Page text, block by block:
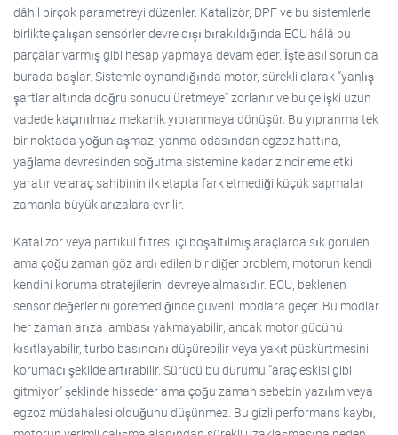
dâhil birçok parametreyi düzenler. Katalizör, DPF ve bu sistemlerle
birlikte çalışan sensörler devre dışı bırakıldığında ECU hâlâ bu
parçalar varmış gibi hesap yapmaya devam eder. İşte asıl sorun da
burada başlar. Sistemle oynandığında motor, sürekli olarak “yanlış
şartlar altında doğru sonucu üretmeye” zorlanır ve bu çelişki uzun
vadede kaçınılmaz mekanik yıpranmaya dönüşür. Bu yıpranma tek
bir noktada yoğunlaşmaz; yanma odasından egzoz hattına,
yağlama devresinden soğutma sistemine kadar zincirleme etki
yaratır ve araç sahibinin ilk etapta fark etmediği küçük sapmalar
zamanla büyük arızalara evrilir.
Katalizör veya partikül filtresi içi boşaltılmış araçlarda sık görülen
ama çoğu zaman göz ardı edilen bir diğer problem, motorun kendi
kendini koruma stratejilerini devreye almasıdır. ECU, beklenen
sensör değerlerini göremediğinde güvenli modlara geçer. Bu modlar
her zaman arıza lambası yakmayabilir; ancak motor gücünü
kısıtlayabilir, turbo basıncını düşürebilir veya yakıt püskürtmesini
korumacı şekilde artırabilir. Sürücü bu durumu “araç eskisi gibi
gitmiyor” şeklinde hisseder ama çoğu zaman sebebin yazılım veya
egzoz müdahalesi olduğunu düşünmez. Bu gizli performans kaybı,